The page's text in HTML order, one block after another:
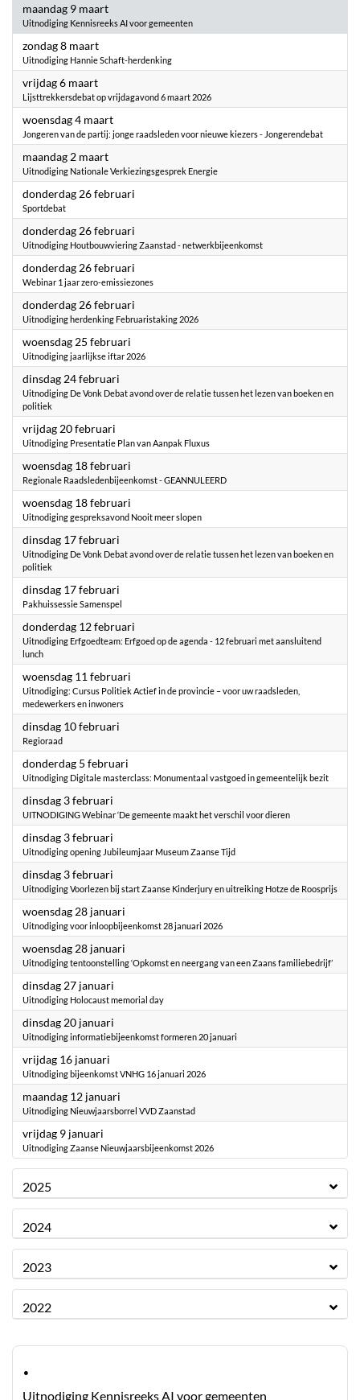
maandag 9 maart2026
Uitnodiging Kennisreeks AI voor gemeenten
zondag 8 maart2026
Uitnodiging Hannie Schaft-herdenking
vrijdag 6 maart2026
Lijsttrekkersdebat op vrijdagavond 6 maart 2026
woensdag 4 maart2026
Jongeren van de partij: jonge raadsleden voor nieuwe kiezers - Jongerendebat
maandag 2 maart2026
Uitnodiging Nationale Verkiezingsgesprek Energie
donderdag 26 februari
Sportdebat
donderdag 26 februari
Uitnodiging Houtbouwviering Zaanstad - netwerkbijeenkomst
donderdag 26 februari
Webinar 1 jaar zero-emissiezones
donderdag 26 februari
Uitnodiging herdenking Februaristaking 2026
woensdag 25 februari
Uitnodiging jaarlijkse iftar 2026
dinsdag 24 februari
Uitnodiging De Vonk Debat avond over de relatie tussen het lezen van boeken en
politiek
vrijdag 20 februari
Uitnodiging Presentatie Plan van Aanpak Fluxus
woensdag 18 februari
Regionale Raadsledenbijeenkomst - GEANNULEERD
woensdag 18 februari
Uitnodiging gespreksavond Nooit meer slopen
dinsdag 17 februari
Uitnodiging De Vonk Debat avond over de relatie tussen het lezen van boeken en
politiek
dinsdag 17 februari
Pakhuissessie Samenspel
donderdag 12 februari
Uitnodiging Erfgoedteam: Erfgoed op de agenda - 12 februari met aansluitend
lunch
woensdag 11 februari
Uitnodiging: Cursus Politiek Actief in de provincie – voor uw raadsleden,
medewerkers en inwoners
dinsdag 10 februari
Regioraad
donderdag 5 februari
Uitnodiging Digitale masterclass: Monumentaal vastgoed in gemeentelijk bezit
dinsdag 3 februari
UITNODIGING Webinar ‘De gemeente maakt het verschil voor dieren
dinsdag 3 februari
Uitnodiging opening Jubileumjaar Museum Zaanse Tijd
dinsdag 3 februari
Uitnodiging Voorlezen bij start Zaanse Kinderjury en uitreiking Hotze de Roosprijs
woensdag 28 januari
Uitnodiging voor inloopbijeenkomst 28 januari 2026
woensdag 28 januari
Uitnodiging tentoonstelling ‘Opkomst en neergang van een Zaans familiebedrijf’
dinsdag 27 januari
Uitnodiging Holocaust memorial day
dinsdag 20 januari
Uitnodiging informatiebijeenkomst formeren 20 januari
vrijdag 16 januari
Uitnodiging bijeenkomst VNHG 16 januari 2026
maandag 12 januari
Uitnodiging Nieuwjaarsborrel VVD Zaanstad
vrijdag 9 januari
Uitnodiging Zaanse Nieuwjaarsbijeenkomst 2026
2025
2024
2023
2022
·
Uitnodiging Kennisreeks AI voor gemeenten